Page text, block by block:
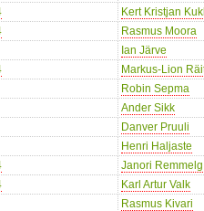
Kert Kristjan
Rasmus Moora
Ian Järve
Markus-Lion
Robin Sepma
Ander Sikk
Danver Pruuli
Henri Haljaste
Janori Remmelg
Karl Artur Valk
Rasmus Kivari